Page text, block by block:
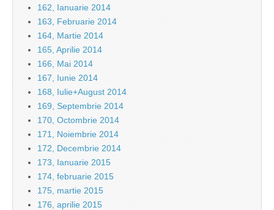
162, Ianuarie 2014
163, Februarie 2014
164, Martie 2014
165, Aprilie 2014
166, Mai 2014
167, Iunie 2014
168, Iulie+August 2014
169, Septembrie 2014
170, Octombrie 2014
171, Noiembrie 2014
172, Decembrie 2014
173, Ianuarie 2015
174, februarie 2015
175, martie 2015
176, aprilie 2015